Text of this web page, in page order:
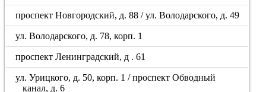
проспект Новгородский, д. 88 / ул. Володарского, д. 49
ул. Володарского, д. 78, корп. 1
проспект Ленинградский, д . 61
ул. Урицкого, д. 50, корп. 1 / проспект Обводный
канал, д. 6